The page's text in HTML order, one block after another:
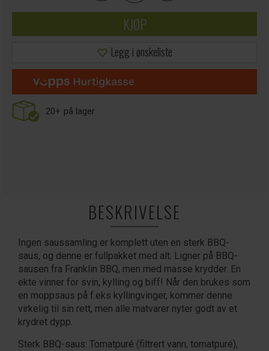
KJØP
Legg i ønskeliste
20+ på lager
BESKRIVELSE
Ingen saussamling er komplett uten en sterk BBQ-
saus, og denne er fullpakket med alt. Ligner på BBQ-
sausen fra Franklin BBQ, men med masse krydder. En
ekte vinner for svin, kylling og biff! Når den brukes som
en moppsaus på f.eks kyllingvinger, kommer denne
virkelig til sin rett, men alle matvarer nyter godt av et
krydret dypp.
Sterk BBQ-saus: Tomatpuré (filtrert vann, tomatpuré),